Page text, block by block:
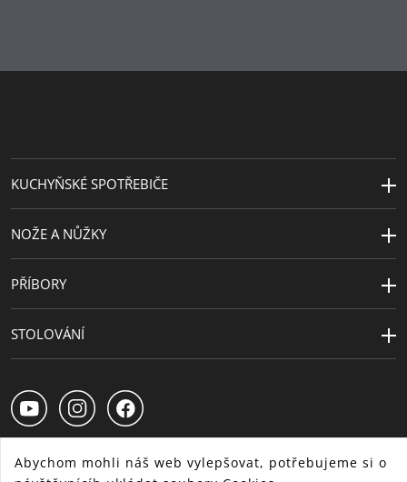
KUCHYŇSKÉ SPOTŘEBIČE
NOŽE A NŮŽKY
PŘÍBORY
STOLOVÁNÍ
Abychom mohli náš web vylepšovat, potřebujeme si o